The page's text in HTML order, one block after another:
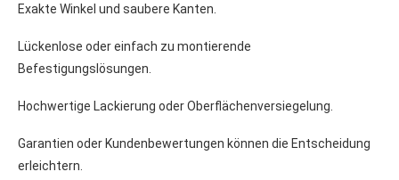
Exakte Winkel und saubere Kanten.
Lückenlose oder einfach zu montierende
Befestigungslösungen.
Hochwertige Lackierung oder Oberflächenversiegelung.
Garantien oder Kundenbewertungen können die Entscheidung
erleichtern.